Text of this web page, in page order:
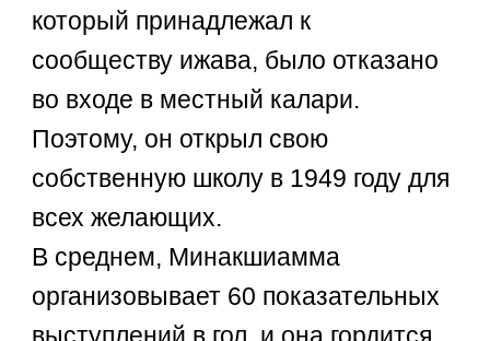
который принадлежал к
сообществу ижава, было отказано
во входе в местный калари.
Поэтому, он открыл свою
собственную школу в 1949 году для
всех желающих.
В среднем, Минакшиамма
организовывает 60 показательных